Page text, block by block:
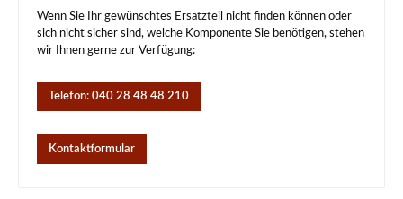
Wenn Sie Ihr gewünschtes Ersatzteil nicht finden können oder
sich nicht sicher sind, welche Komponente Sie benötigen, stehen
wir Ihnen gerne zur Verfügung:
Telefon: 040 28 48 48 210
Kontaktformular